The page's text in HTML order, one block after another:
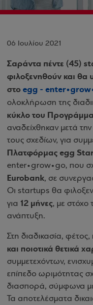
06 Ιουλίου 2021
Σαράντα πέντε (45)
φιλοξενηθούν και θα
στοegg -
ολοκλήρωση της
κύκλο του
αναδείχθηκαν μετά
τους σχεδίων, για
Πλατφόρμας egg
enter•grοw•go, που
Eurobank, σε
Οι startups θα
για 12 μήνες, με στόχο
ανάπτυξη.
Στη διαδικασία, φέτος,
και ποιοτικά θετικά
συμμετεχόντων,
επίπεδο ωριμότητας
διασπορά, σύμφωνα με
Τα αποτελέσματα